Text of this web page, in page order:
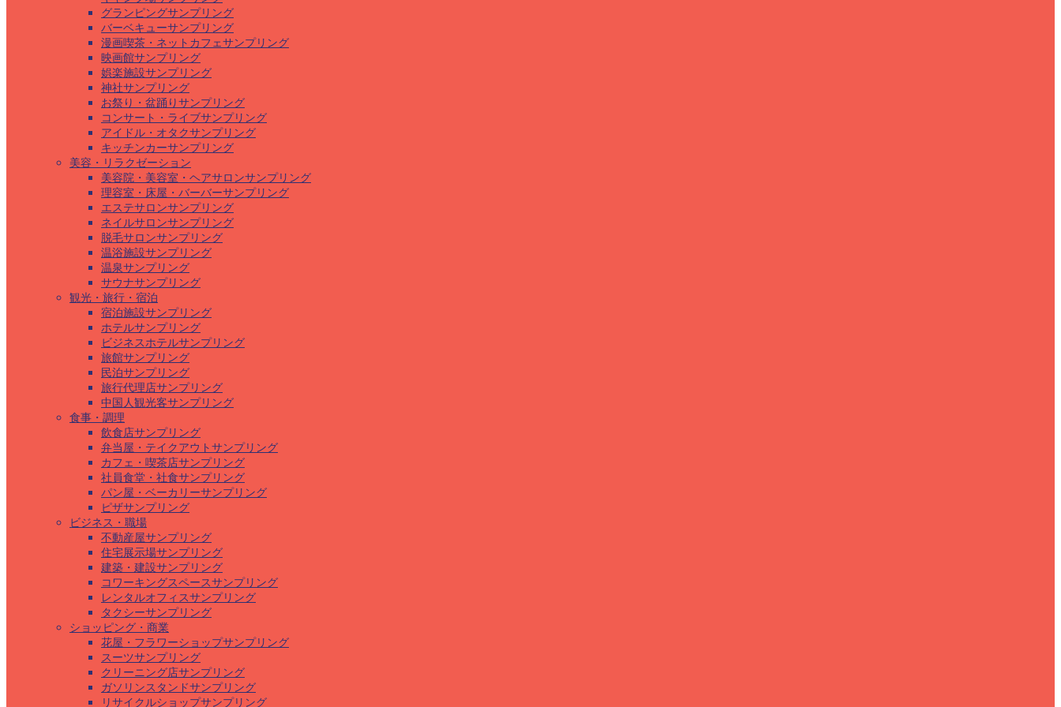
グランピングサンプリング
バーベキューサンプリング
漫画喫茶・ネットカフェサンプリング
映画館サンプリング
娯楽施設サンプリング
神社サンプリング
お祭り・盆踊りサンプリング
コンサート・ライブサンプリング
アイドル・オタクサンプリング
キッチンカーサンプリング
美容・リラクゼーション
美容院・美容室・ヘアサロンサンプリング
理容室・床屋・バーバーサンプリング
エステサロンサンプリング
ネイルサロンサンプリング
脱毛サロンサンプリング
温浴施設サンプリング
温泉サンプリング
サウナサンプリング
観光・旅行・宿泊
宿泊施設サンプリング
ホテルサンプリング
ビジネスホテルサンプリング
旅館サンプリング
民泊サンプリング
旅行代理店サンプリング
中国人観光客サンプリング
食事・調理
飲食店サンプリング
弁当屋・テイクアウトサンプリング
カフェ・喫茶店サンプリング
社員食堂・社食サンプリング
パン屋・ベーカリーサンプリング
ピザサンプリング
ビジネス・職場
不動産屋サンプリング
住宅展示場サンプリング
建築・建設サンプリング
コワーキングスペースサンプリング
レンタルオフィスサンプリング
タクシーサンプリング
ショッピング・商業
花屋・フラワーショップサンプリング
スーツサンプリング
クリーニング店サンプリング
ガソリンスタンドサンプリング
リサイクルショップサンプリング